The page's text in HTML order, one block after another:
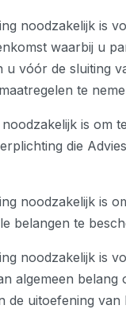
noodzakelijk is
waarbij u
u vóór de sluiting
te
is om
die
noodzakelijk is
belangen te
noodzakelijk is
algemeen belang
de uitoefening van